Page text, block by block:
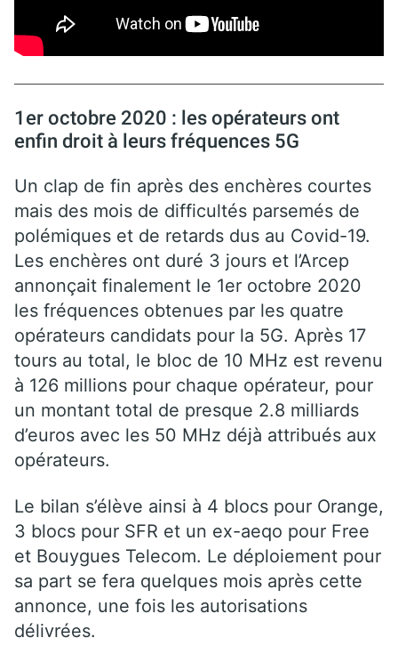
1er octobre 2020 : les opérateurs ont
enfin droit à leurs fréquences 5G
Un clap de fin après des enchères courtes
mais des mois de difficultés parsemés de
polémiques et de retards dus au Covid-19.
Les enchères ont duré 3 jours et l’Arcep
annonçait finalement le 1er octobre 2020
les fréquences obtenues par les quatre
opérateurs candidats pour la 5G. Après 17
tours au total, le bloc de 10 MHz est revenu
à 126 millions pour chaque opérateur, pour
un montant total de presque 2.8 milliards
d’euros avec les 50 MHz déjà attribués aux
opérateurs.
Le bilan s’élève ainsi à 4 blocs pour Orange,
3 blocs pour SFR et un ex-aeqo pour Free
et Bouygues Telecom. Le déploiement pour
sa part se fera quelques mois après cette
annonce, une fois les autorisations
délivrées.